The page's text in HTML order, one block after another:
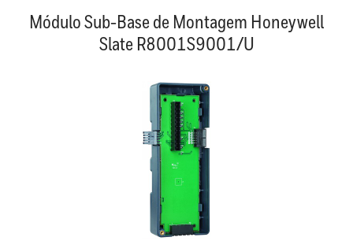
Módulo Sub-Base de Montagem Honeywell
Slate R8001S9001/U